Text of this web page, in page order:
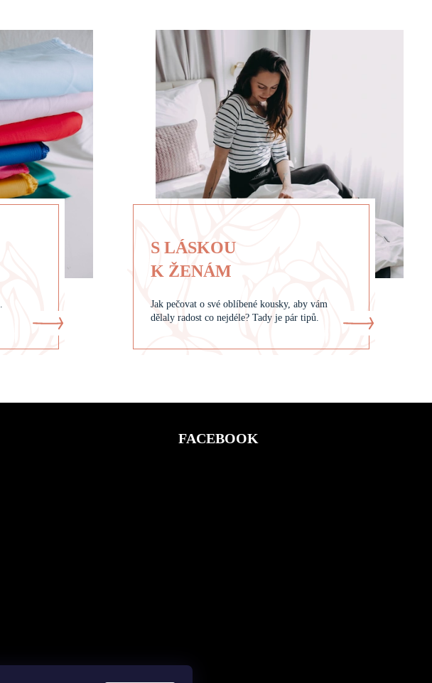
S LÁSKOU
K ŽENÁM
Jak pečovat o své oblíbené kousky, aby vám
dělaly radost co nejdéle? Tady je pár tipů.
FACEBOOK